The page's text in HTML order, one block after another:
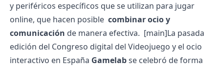
y periféricos específicos que se utilizan para jugar
online, que hacen posible combinar ocio y
comunicación de manera efectiva. [main]La pasada
edición del Congreso digital del Videojuego y el ocio
interactivo en España Gamelabse celebró de forma